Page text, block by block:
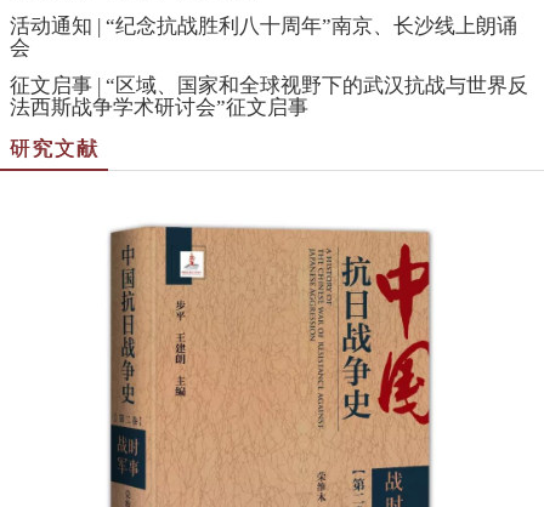
活动通知 | “纪念抗战胜利八十周年”南京、长沙线上朗诵
会
征文启事 | “区域、国家和全球视野下的武汉抗战与世界反
法西斯战争学术研讨会”征文启事
研究文献